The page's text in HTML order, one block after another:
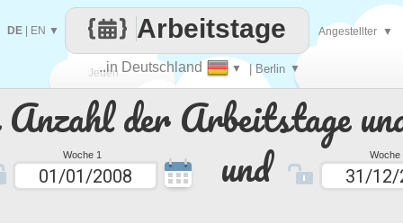
Anzahl der Arbeitstage
Woche 1 und Woche
Jeden
Tag
..in Deutschland ▼ | Berlin ▼
Arbeitstage
DE EN ▼ Angestellter ▼